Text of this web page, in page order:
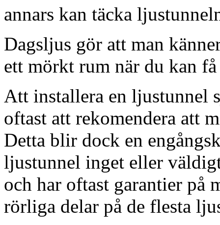
annars kan täcka
Dagsljus gör att man
ett mörkt rum när du kan
Att installera en ljustunnel
oftast att rekomendera att
Detta blir dock en
ljustunnel inget eller
och har oftast garantier på
rörliga delar på de flesta